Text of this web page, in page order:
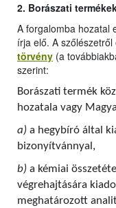
2. Borászati
A forgalomba hozatal
írja elő. A
törvény (a
szerint:
Borászati termék
hozatala vagy
a) a hegybíró által
bizonyítvánnyal,
b) a kémiai
végrehajtására
meghatározott